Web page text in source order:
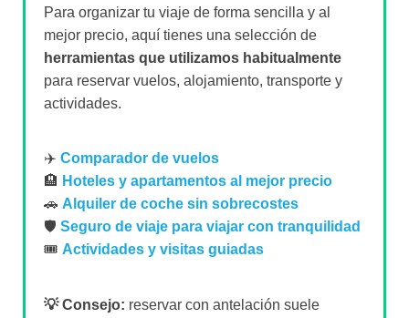
Para organizar tu viaje de forma sencilla y al
mejor precio, aquí tienes una selección de
herramientas que utilizamos habitualmente
para reservar vuelos, alojamiento, transporte y
actividades.
✈️ Comparador de vuelos
🏨
Hoteles y apartamentos al mejor precio
🚗 Alquiler de coche sin sobrecostes
🛡️ Seguro de viaje para viajar con tranquilidad
🎟️ Actividades y visitas guiadas
💡 Consejo: reservar con antelación suele